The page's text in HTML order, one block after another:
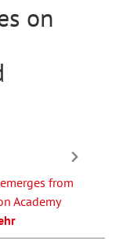
on
from
Academy